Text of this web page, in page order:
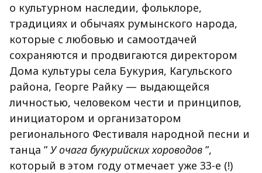
о культурном наследии, фольклоре,
традициях и обычаях румынского народа,
которые с любовью и самоотдачей
сохраняются и продвигаются директором
Дома культуры села Букурия, Кагульского
района, Георге Райку — выдающейся
личностью, человеком чести и принципов,
инициатором и организатором
регионального Фестиваля народной песни и
танца ” У очага букурийских хороводов ”,
который в этом году отмечает уже 33-е (!)